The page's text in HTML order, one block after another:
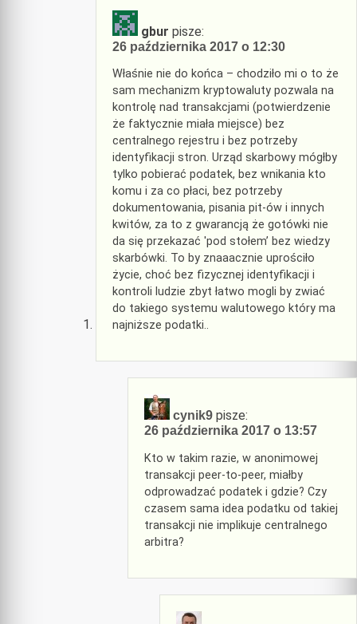
gbur pisze:
26 października 2017 o 12:30
Właśnie nie do końca – chodziło mi o to że
sam mechanizm kryptowaluty pozwala na
kontrolę nad transakcjami (potwierdzenie
że faktycznie miała miejsce) bez
centralnego rejestru i bez potrzeby
identyfikacji stron. Urząd skarbowy mógłby
tylko pobierać podatek, bez wnikania kto
komu i za co płaci, bez potrzeby
dokumentowania, pisania pit-ów i innych
kwitów, za to z gwarancją że gotówki nie
da się przekazać 'pod stołem’ bez wiedzy
skarbówki. To by znaaacznie uprościło
życie, choć bez fizycznej identyfikacji i
kontroli ludzie zbyt łatwo mogli by zwiać
do takiego systemu walutowego który ma
najniższe podatki..
cynik9 pisze:
26 października 2017 o 13:57
Kto w takim razie, w anonimowej
transakcji peer-to-peer, miałby
odprowadzać podatek i gdzie? Czy
czasem sama idea podatku od takiej
transakcji nie implikuje centralnego
arbitra?